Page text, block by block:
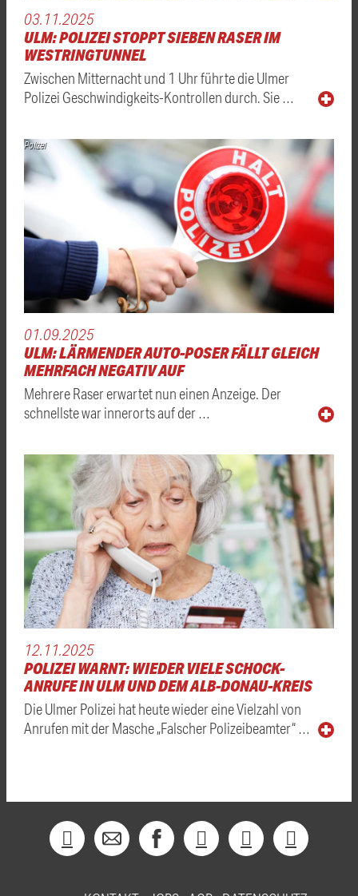
03.11.2025
ULM: POLIZEI STOPPT SIEBEN RASER IM
WESTRINGTUNNEL
Zwischen Mitternacht und 1 Uhr führte die Ulmer
Polizei Geschwindigkeits-Kontrollen durch. Sie …
Polizei
01.09.2025
ULM: LÄRMENDER AUTO-POSER FÄLLT GLEICH
MEHRFACH NEGATIV AUF
Mehrere Raser erwartet nun einen Anzeige. Der
schnellste war innerorts auf der …
12.11.2025
POLIZEI WARNT: WIEDER VIELE SCHOCK-
ANRUFE IN ULM UND DEM ALB-DONAU-KREIS
Die Ulmer Polizei hat heute wieder eine Vielzahl von
Anrufen mit der Masche „Falscher Polizeibeamter“ …